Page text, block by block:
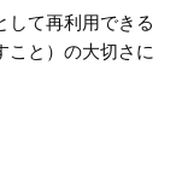
して再利用できる
こと）の大切さに